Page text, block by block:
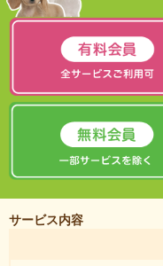
サービス内容